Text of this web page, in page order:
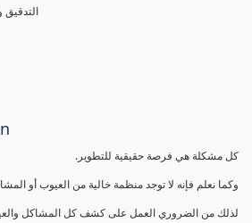
التدقيق
كل مشكلة هي فرصة حقيقية للتطوير.
وكما نعلم فإنه لا توجد منظمة خالية من العيوب أو
لذلك من الضروري العمل على كشف كل المشاكل